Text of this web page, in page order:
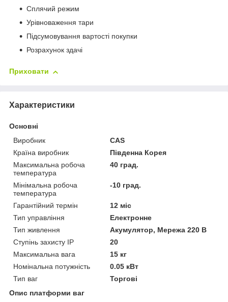
Сплячий режим
Урівноваження тари
Підсумовування вартості покупки
Розрахунок здачі
Приховати
Характеристики
Основні
Виробник
CAS
Країна виробник
Південна Корея
Максимальна робоча
температура
40 град.
Мінімальна робоча
температура
-10 град.
Гарантійний термін
12 міс
Тип управління
Електронне
Тип живлення
Акумулятор, Мережа 220 В
Ступінь захисту IP
20
Максимальна вага
15 кг
Номінальна потужність
0.05 кВт
Тип ваг
Торгові
Опис платформи ваг